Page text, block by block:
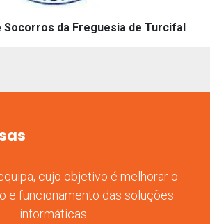
Socorros da Freguesia de Turcifal
cujo objetivo é melhorar o
e funcionamento das soluções
informáticas.